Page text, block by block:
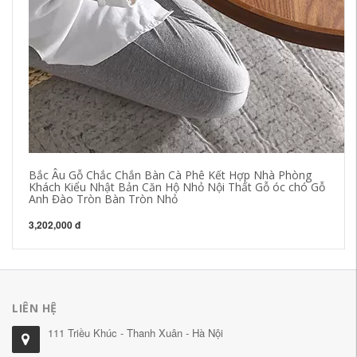
Bắc Âu Gỗ Chắc Chắn Bàn Cà Phê Kết Hợp Nhà Phòng
Khách Kiểu Nhật Bản Căn Hộ Nhỏ Nội Thất Gỗ óc chó Gỗ
Anh Đào Tròn Bàn Tròn Nhỏ
3,202,000 đ
LIÊN HỆ
111 Triều Khúc - Thanh Xuân - Hà Nội